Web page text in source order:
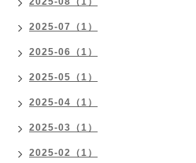
2025-07（1）
2025-06（1）
2025-05（1）
2025-04（1）
2025-03（1）
2025-02（1）